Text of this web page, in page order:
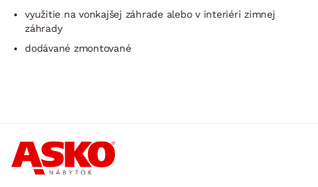
využitie na vonkajšej záhrade alebo v interiéri zimnej
záhrady
dodávané zmontované